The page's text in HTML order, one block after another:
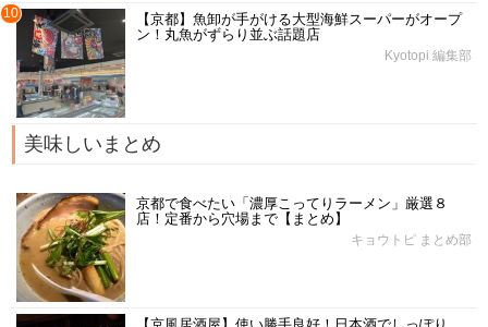
10
【京都】魚卸が手がける大型海鮮スーパーがオープ
ン！丸魚がずらり並ぶ話題店
Kyotopi 編集部
美味しいまとめ
京都で食べたい「濃厚こってりラーメン」厳選８
店！定番から穴場まで【まとめ】
キョウトピ まとめ部